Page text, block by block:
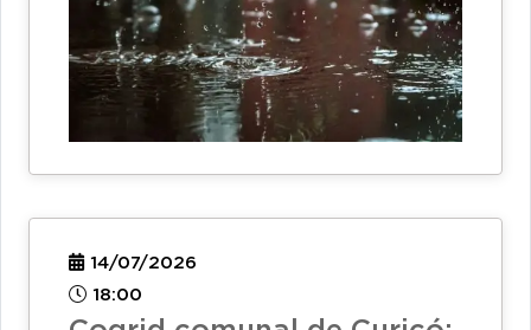
14/07/2026
18:00